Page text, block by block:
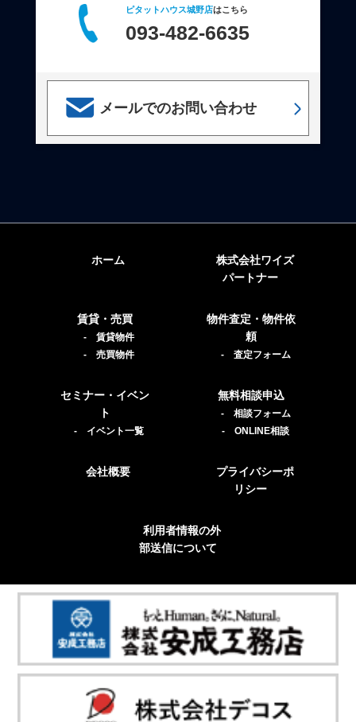
ピタットハウス城野店はこちら
093-482-6635
メールでのお問い合わせ
ホーム
株式会社ワイズ
パートナー
賃貸・売買
- 賃貸物件
- 売買物件
物件査定・物件依
頼
- 査定フォーム
セミナー・イベン
ト
- イベント一覧
無料相談申込
- 相談フォーム
- ONLINE相談
会社概要
プライバシーポ
リシー
利用者情報の外
部送信について